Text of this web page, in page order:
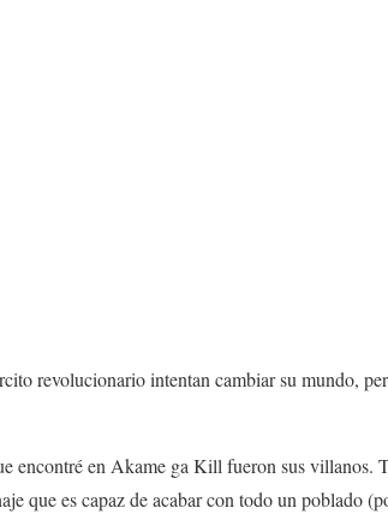
revolucionario intentan cambiar su mundo,
encontré en Akame ga Kill fueron sus villanos.
que es capaz de acabar con todo un poblado